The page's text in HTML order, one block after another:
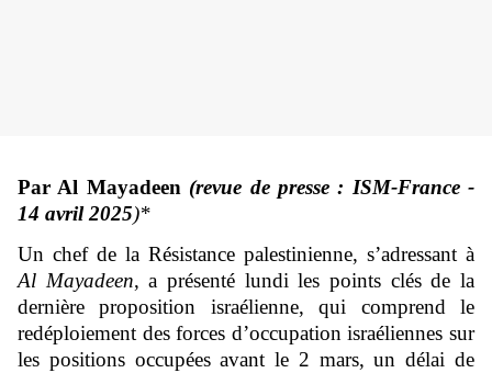
Par Al Mayadeen (revue de presse : ISM-France -
14 avril 2025)*
Un chef de la Résistance palestinienne, s’adressant à
Al Mayadeen, a présenté lundi les points clés de la
dernière proposition israélienne, qui comprend le
redéploiement des forces d’occupation israéliennes sur
les positions occupées avant le 2 mars, un délai de